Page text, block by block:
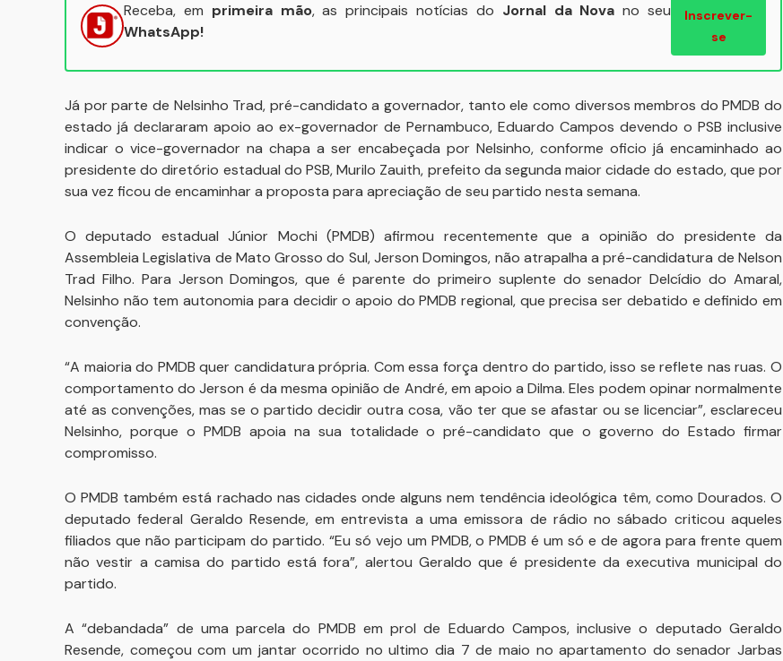
Receba, em primeira mão, as principais notícias do Jornal da Nova no seu
WhatsApp!
Inscrever-
se
Já por parte de Nelsinho Trad, pré-candidato a governador, tanto ele como diversos membros do PMDB do
estado já declararam apoio ao ex-governador de Pernambuco, Eduardo Campos devendo o PSB inclusive
indicar o vice-governador na chapa a ser encabeçada por Nelsinho, conforme oficio já encaminhado ao
presidente do diretório estadual do PSB, Murilo Zauith, prefeito da segunda maior cidade do estado, que por
sua vez ficou de encaminhar a proposta para apreciação de seu partido nesta semana.
O deputado estadual Júnior Mochi (PMDB) afirmou recentemente que a opinião do presidente da
Assembleia Legislativa de Mato Grosso do Sul, Jerson Domingos, não atrapalha a pré-candidatura de Nelson
Trad Filho. Para Jerson Domingos, que é parente do primeiro suplente do senador Delcídio do Amaral,
Nelsinho não tem autonomia para decidir o apoio do PMDB regional, que precisa ser debatido e definido em
convenção.
“A maioria do PMDB quer candidatura própria. Com essa força dentro do partido, isso se reflete nas ruas. O
comportamento do Jerson é da mesma opinião de André, em apoio a Dilma. Eles podem opinar normalmente
até as convenções, mas se o partido decidir outra cosa, vão ter que se afastar ou se licenciar”, esclareceu
Nelsinho, porque o PMDB apoia na sua totalidade o pré-candidato que o governo do Estado firmar
compromisso.
O PMDB também está rachado nas cidades onde alguns nem tendência ideológica têm, como Dourados. O
deputado federal Geraldo Resende, em entrevista a uma emissora de rádio no sábado criticou aqueles
filiados que não participam do partido. “Eu só vejo um PMDB, o PMDB é um só e de agora para frente quem
não vestir a camisa do partido está fora”, alertou Geraldo que é presidente da executiva municipal do
partido.
A “debandada” de uma parcela do PMDB em prol de Eduardo Campos, inclusive o deputado Geraldo
Resende, começou com um jantar ocorrido no ultimo dia 7 de maio no apartamento do senador Jarbas